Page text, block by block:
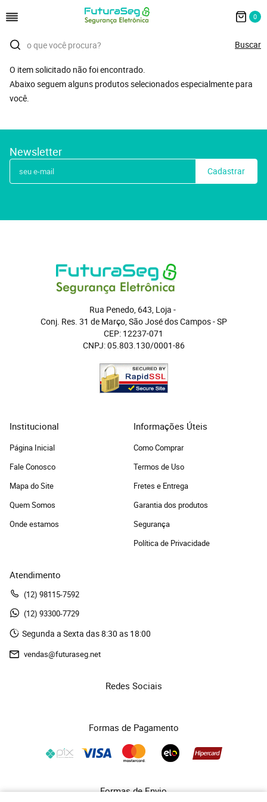
0
O item solicitado não foi encontrado.
Abaixo seguem alguns produtos selecionados especialmente para
você.
Newsletter
Cadastrar
Rua Penedo, 643, Loja -
Conj. Res. 31 de Março, São José dos Campos - SP
CEP: 12237-071
CNPJ: 05.803.130/0001-86
Institucional
Página Inicial
Fale Conosco
Mapa do Site
Quem Somos
Onde estamos
Informações Úteis
Como Comprar
Termos de Uso
Fretes e Entrega
Garantia dos produtos
Segurança
Política de Privacidade
Atendimento
(12) 98115-7592
(12) 93300-7729
Segunda a Sexta das 8:30 as 18:00
vendas@futuraseg.net
Redes Sociais
Formas de Pagamento
Formas de Envio